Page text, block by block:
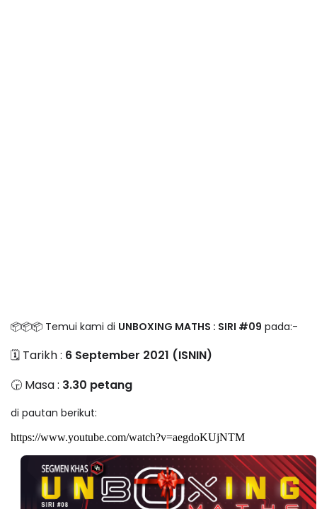
📦📦📦 Temui kami di UNBOXING MATHS : SIRI #09 pada:-
🗓 Tarikh : 6 September 2021 (ISNIN)
🕞 Masa : 3.30 petang
di pautan berikut:
https://www.youtube.com/watch?v=aegdoKUjNTM